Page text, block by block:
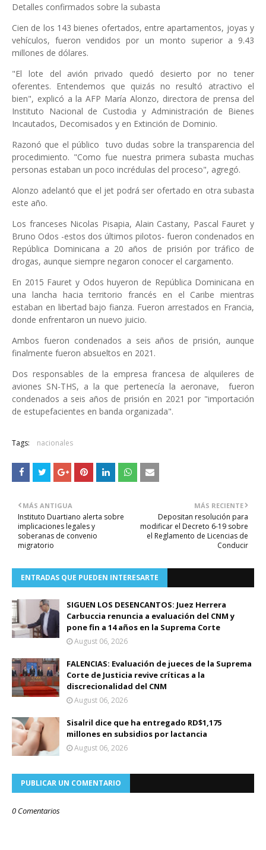
Detalles confirmados sobre la subasta
Cien de los 143 bienes ofertados, entre apartamentos, joyas y
vehículos, fueron vendidos por un monto superior a 9.43
millones de dólares.
"El lote del avión privado quedó desierto por no tener
oferentes. Entendemos que quizás no resultó atractivo el
bien", explicó a la AFP María Alonzo, directora de prensa del
Instituto Nacional de Custodia y Administración de Bienes
Incautados, Decomisados y en Extinción de Dominio.
Razonó que el público
tuvo dudas sobre la transparencia del
procedimiento. "Como fue nuestra primera subasta muchas
personas estaban un poco incrédulas del proceso", agregó.
Alonzo adelantó que el jet podrá ser ofertado en otra subasta
este año.
Los franceses Nicolas Pisapia, Alain Castany, Pascal Fauret y
Bruno Odos -estos dos últimos pilotos- fueron condenados en
República Dominicana a 20 años de prisión por tráfico de
drogas, aunque siempre negaron conocer el cargamento.
En 2015 Fauret y Odos huyeron de República Dominicana en
una lancha hacia territorio francés en el Caribe mientras
estaban en libertad bajo fianza. Fueron arrestados en Francia,
donde enfrentaron un nuevo juicio.
Ambos fueron condenados a seis años de prisión, aunque
finalmente fueron absueltos en 2021.
Dos responsables de la empresa francesa de alquileres de
aviones SN-THS, a la que pertenecía la aeronave, fueron
condenados a seis años de prisión en 2021 por "importación
de estupefacientes en banda organizada".
Tags: nacionales
MÁS RECIENTE
Depositan resolución para
modificar el Decreto 6-19 sobre
el Reglamento de Licencias de
Conducir
MÁS ANTIGUA
Instituto Duartiano alerta sobre
implicaciones legales y
soberanas de convenio
migratorio
ENTRADAS QUE PUEDEN INTERESARTE
SIGUEN LOS DESENCANTOS: Juez Herrera
Carbuccia renuncia a evaluación del CNM y
pone fin a 14 años en la Suprema Corte
August 06, 2026
FALENCIAS: Evaluación de jueces de la Suprema
Corte de Justicia revive críticas a la
discrecionalidad del CNM
August 06, 2026
Sisalril dice que ha entregado RD$1,175
millones en subsidios por lactancia
August 06, 2026
PUBLICAR UN COMENTARIO
0 Comentarios